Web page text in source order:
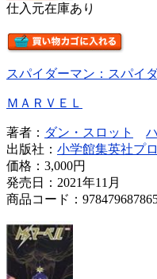
仕入元在庫あり
スパイダーマン：スパイ
ＭＡＲＶＥＬ
著者： ダン・スロット
出版社： 小学館集英社プ
価格： 3,000円
発売日：2021年11月
商品コード：